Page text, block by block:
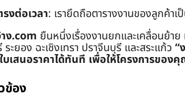
งต่อเวลา: เรายึดถือตารางงานของลูกค้า
ง.com ยืนหนึ่งเรื่องงานยกและเคลื่อนย้า
ะยอง ฉะเชิงเทรา ปราจีนบุรี และสระแก้ว “
เสนอราคาได้ทันที เพื่อให้โครงการของ
ข้อง